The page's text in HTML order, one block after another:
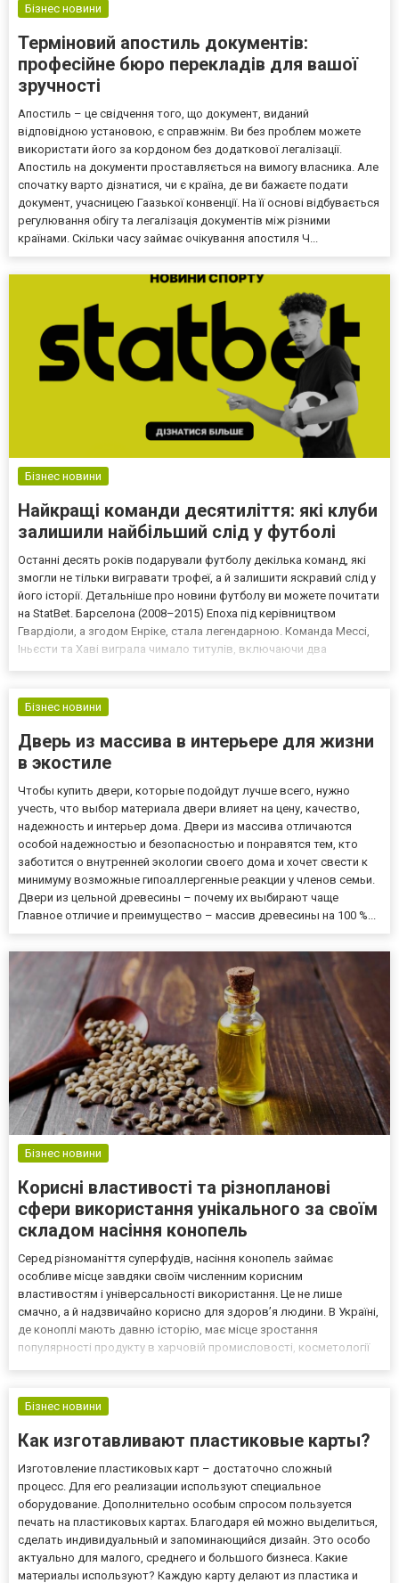
Бізнес новини
Терміновий апостиль документів:
професійне бюро перекладів для вашої
зручності
Апостиль – це свідчення того, що документ, виданий
відповідною установою, є справжнім. Ви без проблем можете
використати його за кордоном без додаткової легалізації.
Апостиль на документи проставляється на вимогу власника. Але
спочатку варто дізнатися, чи є країна, де ви бажаєте подати
документ, учасницею Гаазької конвенції. На її основі відбувається
регулювання обігу та легалізація документів між різними
країнами. Скільки часу займає очікування апостиля Ч...
Бізнес новини
Найкращі команди десятиліття: які клуби
залишили найбільший слід у футболі
Останні десять років подарували футболу декілька команд, які
змогли не тільки вигравати трофеї, а й залишити яскравий слід у
його історії. Детальніше про новини футболу ви можете почитати
на StatBet. Барселона (2008–2015) Епоха під керівництвом
Гвардіоли, а згодом Енріке, стала легендарною. Команда Мессі,
Іньєсти та Хаві виграла чимало титулів, включаючи два
Бізнес новини
Дверь из массива в интерьере для жизни
в экостиле
Чтобы купить двери, которые подойдут лучше всего, нужно
учесть, что выбор материала двери влияет на цену, качество,
надежность и интерьер дома. Двери из массива отличаются
особой надежностью и безопасностью и понравятся тем, кто
заботится о внутренней экологии своего дома и хочет свести к
минимуму возможные гипоаллергенные реакции у членов семьи.
Двери из цельной древесины – почему их выбирают чаще
Главное отличие и преимущество – массив древесины на 100 %...
Бізнес новини
Корисні властивості та різнопланові
сфери використання унікального за своїм
складом насіння конопель
Серед різноманіття суперфудів, насіння конопель займає
особливе місце завдяки своїм численним корисним
властивостям і універсальності використання. Це не лише
смачно, а й надзвичайно корисно для здоров’я людини. В Україні,
де коноплі мають давню історію, має місце зростання
популярності продукту в харчовій промисловості, косметології
бі...Бізнес новини
Как изготавливают пластиковые карты?
Изготовление пластиковых карт – достаточно сложный
процесс. Для его реализации используют специальное
оборудование. Дополнительно особым спросом пользуется
печать на пластиковых картах. Благодаря ей можно выделиться,
сделать индивидуальный и запоминающийся дизайн. Это особо
актуально для малого, среднего и большого бизнеса. Какие
материалы используют? Каждую карту делают из пластика и